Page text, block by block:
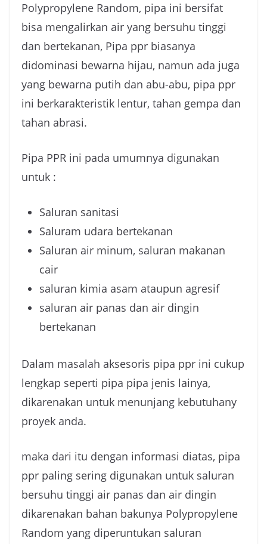
Polypropylene Random, pipa ini bersifat
bisa mengalirkan air yang bersuhu tinggi
dan bertekanan, Pipa ppr biasanya
didominasi bewarna hijau, namun ada juga
yang bewarna putih dan abu-abu, pipa ppr
ini berkarakteristik lentur, tahan gempa dan
tahan abrasi.
Pipa PPR ini pada umumnya digunakan
untuk :
Saluran sanitasi
Saluram udara bertekanan
Saluran air minum, saluran makanan
cair
saluran kimia asam ataupun agresif
saluran air panas dan air dingin
bertekanan
Dalam masalah aksesoris pipa ppr ini cukup
lengkap seperti pipa pipa jenis lainya,
dikarenakan untuk menunjang kebutuhany
proyek anda.
maka dari itu dengan informasi diatas, pipa
ppr paling sering digunakan untuk saluran
bersuhu tinggi air panas dan air dingin
dikarenakan bahan bakunya Polypropylene
Random yang diperuntukan saluran